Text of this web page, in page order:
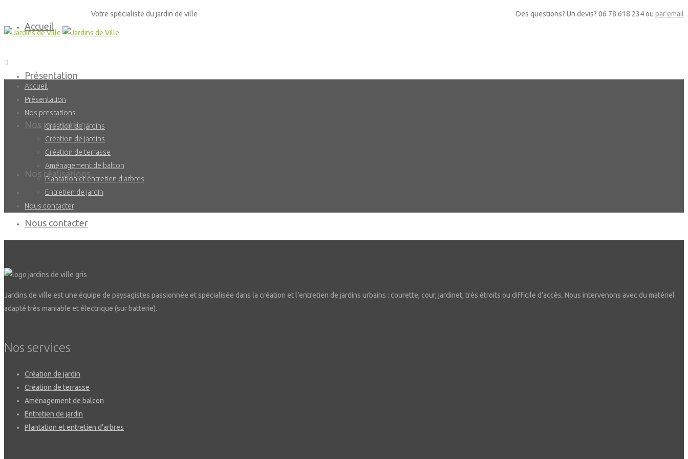
Votre spécialiste du jardin de ville Des questions? Un devis? 06 78 618 234 ou par email
Accueil
Présentation
Nos prestations
Création de jardins
Création de terrasse
Aménagement de balcon
Plantation et entretien d’arbres
Entretien de jardin
Nos réalisations
Nous contacter
Accueil
Présentation
Nos prestations
Création de jardins
Création de terrasse
Aménagement de balcon
Plantation et entretien d’arbres
Entretien de jardin
Nos réalisations
Nous contacter
Jardins de ville est une équipe de paysagistes passionnée et spécialisée dans la création et l’entretien de jardins urbains : courette, cour, jardinet, très étroits ou difficile d’accès. Nous intervenons avec du matériel
adapté très maniable et électrique (sur batterie).
Nos services
Création de jardin
Création de terrasse
Aménagement de balcon
Entretien de jardin
Plantation et entretien d’arbres